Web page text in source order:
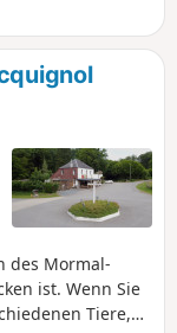
zur Halde
kann für
können sich auf
bilden – tragen
Schuhe.
des Mormal-
ist. Wenn Sie
Tiere,